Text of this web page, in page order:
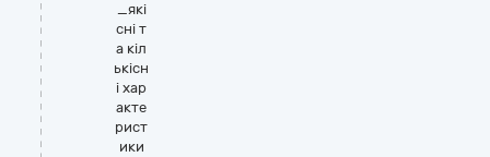
_які
сні т
а кіл
ькісн
і хар
акте
рист
ики